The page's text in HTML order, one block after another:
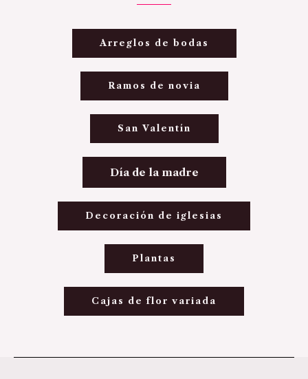
Arreglos de bodas
Ramos de novia
San Valentín
Día de la madre
Decoración de iglesias
Plantas
Cajas de flor variada